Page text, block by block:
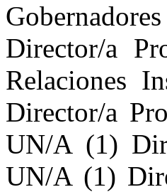
Director/a
Relaciones
Director/a
UN/A (1)
UN/A (1)